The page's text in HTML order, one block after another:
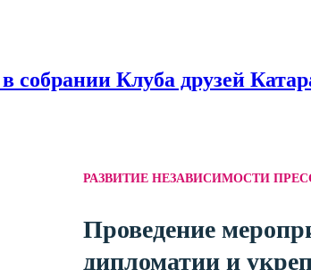
собрании Клуба друзей
РАЗВИТИЕ НЕЗАВИСИМОСТИ
Проведение
дипломатии и